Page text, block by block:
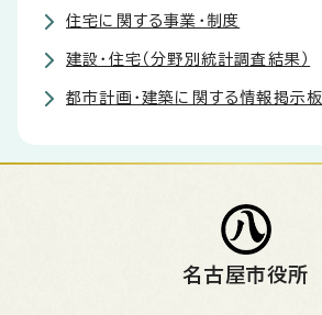
住宅に関する事業・制度
建設・住宅（分野別統計調査結果）
都市計画・建築に関する情報掲示板
名古屋市役所